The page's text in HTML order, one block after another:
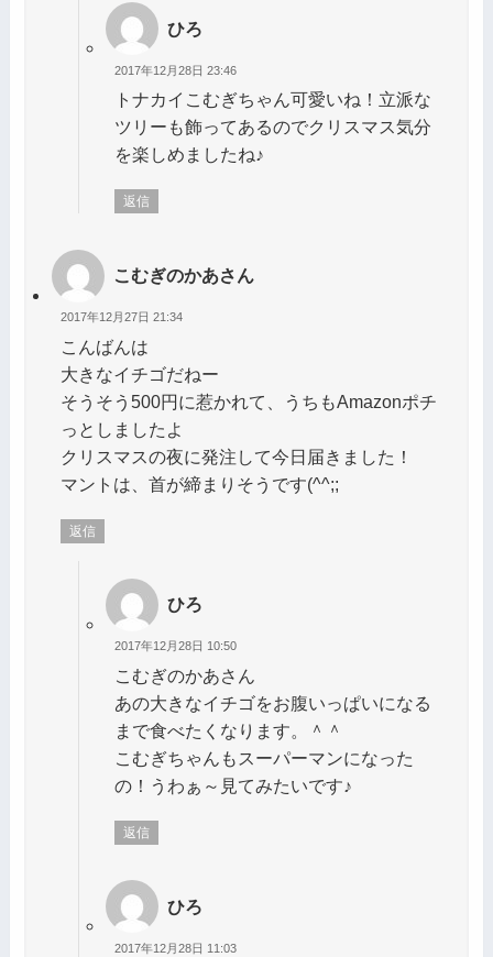
ひろ
2017年12月28日 23:46
トナカイこむぎちゃん可愛いね！立派な
ツリーも飾ってあるのでクリスマス気分
を楽しめましたね♪
返信
こむぎのかあさん
2017年12月27日 21:34
こんばんは
大きなイチゴだねー
そうそう500円に惹かれて、うちもAmazonポチ
っとしましたよ
クリスマスの夜に発注して今日届きました！
マントは、首が締まりそうです(^^;;
返信
ひろ
2017年12月28日 10:50
こむぎのかあさん
あの大きなイチゴをお腹いっぱいになる
まで食べたくなります。＾＾
こむぎちゃんもスーパーマンになった
の！うわぁ～見てみたいです♪
返信
ひろ
2017年12月28日 11:03